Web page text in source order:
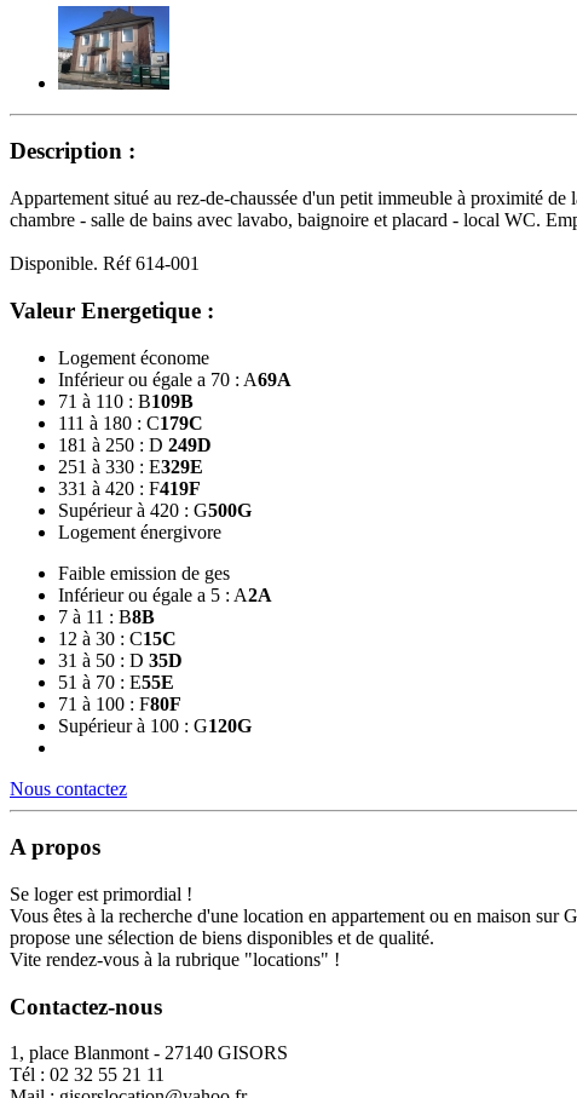
Description :
Appartement situé au rez-de-chaussée d'un petit immeuble à proximité
chambre - salle de bains avec lavabo, baignoire et placard - local WC.
Disponible. Réf 614-001
Valeur Energetique :
Logement économe
Inférieur ou égale a 70 : A69A
71 à 110 : B109B
111 à 180 : C179C
181 à 250 : D 249D
251 à 330 : E329E
331 à 420 : F419F
Supérieur à 420 : G500G
Logement énergivore
Faible emission de ges
Inférieur ou égale a 5 : A2A
7 à 11 : B8B
12 à 30 : C15C
31 à 50 : D 35D
51 à 70 : E55E
71 à 100 : F80F
Supérieur à 100 : G120G
Nous contactez
A propos
Se loger est primordial !
Vous êtes à la recherche d'une location en appartement ou en maison
propose une sélection de biens disponibles et de qualité.
Vite rendez-vous à la rubrique "locations" !
Contactez-nous
1, place Blanmont - 27140 GISORS
Tél : 02 32 55 21 11